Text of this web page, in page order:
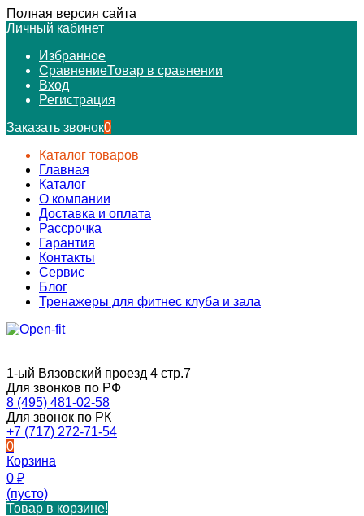
Полная версия сайта
Личный кабинет
Избранное
СравнениеТовар в сравнении
Вход
Регистрация
Заказать звонок0
Каталог товаров
Главная
Каталог
О компании
Доставка и оплата
Рассрочка
Гарантия
Контакты
Сервис
Блог
Тренажеры для фитнес клуба и зала
1-ый Вязовский проезд 4 стр.7
Для звонков по РФ
8 (495) 481-02-58
Для звонок по РК
+7 (717) 272-71-54
0
Корзина
0 ₽
(пусто)
Товар в корзине!